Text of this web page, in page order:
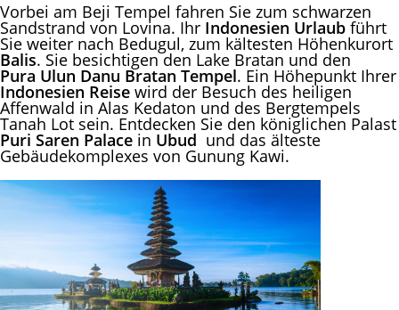
Vorbei am Beji Tempel fahren Sie zum schwarzen
Sandstrand von Lovina. Ihr Indonesien Urlaub führt
Sie weiter nach Bedugul, zum kältesten Höhenkurort
Balis. Sie besichtigen den Lake Bratan und den
Pura Ulun Danu Bratan Tempel. Ein Höhepunkt Ihrer
Indonesien Reise wird der Besuch des heiligen
Affenwald in Alas Kedaton und des Bergtempels
Tanah Lot sein. Entdecken Sie den königlichen Palast
Puri Saren Palace in Ubud und das älteste
Gebäudekomplexes von Gunung Kawi.